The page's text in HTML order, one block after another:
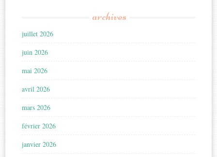
archives
juillet 2026
juin 2026
mai 2026
avril 2026
mars 2026
février 2026
janvier 2026